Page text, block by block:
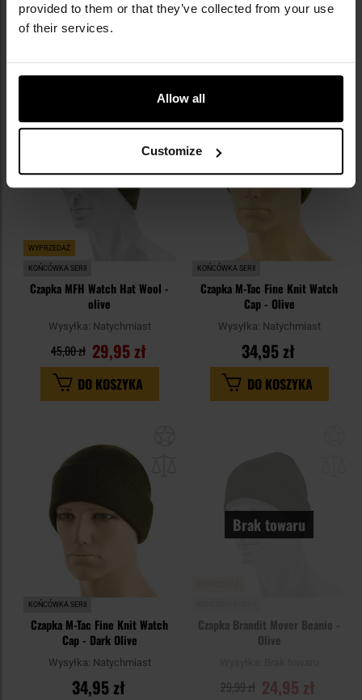
provided to them or that they’ve collected from your use
of their services.
Allow all
Customize
34,95 zł 32,95 zł
Dodaj
schowka
WYPRZEDAŻ
KOŃCÓWKA SERII
Czapka MFH Watch Hat Wool -
olive
Wysyłka: Natychmiast
29,95 zł
45,00 zł
DO KOSZYKA
KOŃCÓWKA SERII
Czapka M-Tac Fine Knit Watch
Cap - Olive
Wysyłka: Natychmiast
34,95 zł
DO KOSZYKA
KOŃCÓWKA SERII
Czapka M-Tac Fine Knit Watch
Cap - Dark Olive
Wysyłka: Natychmiast
34,95 zł
Brak towaru
Czapka Brandit Mover Beanie -
Olive
24,95 zł
29,99 zł